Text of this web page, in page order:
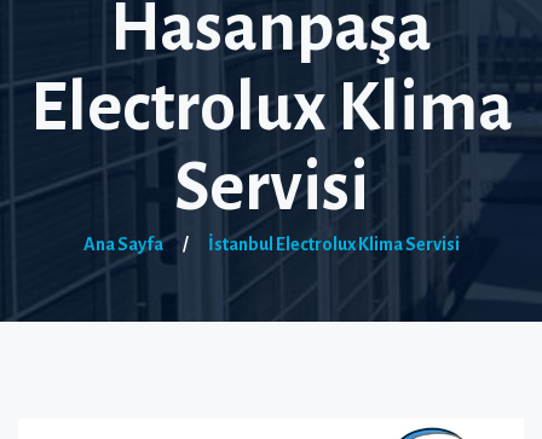
Hasanpaşa
Electrolux Klima
Servisi
Ana Sayfa / İstanbul Electrolux Klima Servisi